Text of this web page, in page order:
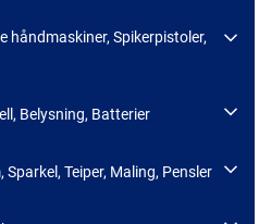
håndmaskiner, Spikerpistoler,
Belysning, Batterier
Sparkel, Teiper, Maling, Pensler